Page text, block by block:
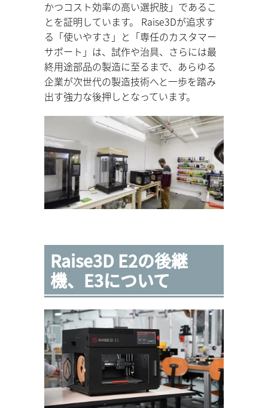
かつコスト効率の高い選択肢」であるこ
とを証明しています。 Raise3Dが追求す
る「使いやすさ」と「専任のカスタマー
サポート」は、試作や治具、さらには最
終用途部品の製造に至るまで、あらゆる
企業が次世代の製造技術へと一歩を踏み
出す強力な後押しとなっています。
Raise3D E2の後継
機、E3について